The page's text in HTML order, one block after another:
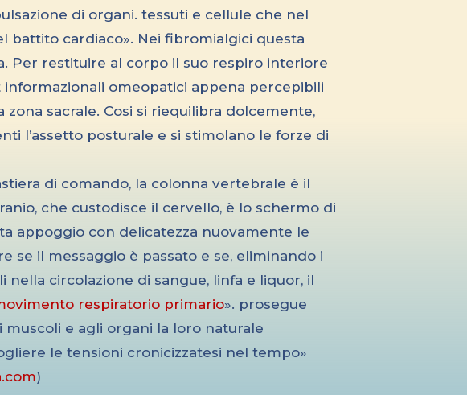
di organi. tessuti e cellule che nel
battito cardiaco». Nei fibromialgici questa
Per restituire al corpo il suo respiro interiore
omeopatici appena percepibili
sacrale. Cosi si riequilibra dolcemente,
l’assetto posturale e si stimolano le forze di
di comando, la colonna vertebrale è il
che custodisce il cervello, è lo schermo di
appoggio con delicatezza nuovamente le
se il messaggio è passato e se, eliminando i
nella circolazione di sangue, linfa e liquor, il
respiratorio primario». prosegue
muscoli e agli organi la loro naturale
le tensioni cronicizzatesi nel tempo»
)